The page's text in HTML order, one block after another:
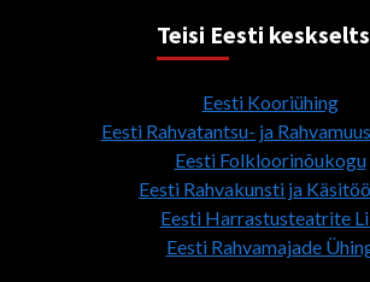
Teisi Eesti
Eesti Kooriühing
Eesti Rahvatantsu- ja
Eesti Folkloorinõukogu
Eesti Rahvakunsti ja
Eesti Harrastusteatrite
Eesti Rahvamajade